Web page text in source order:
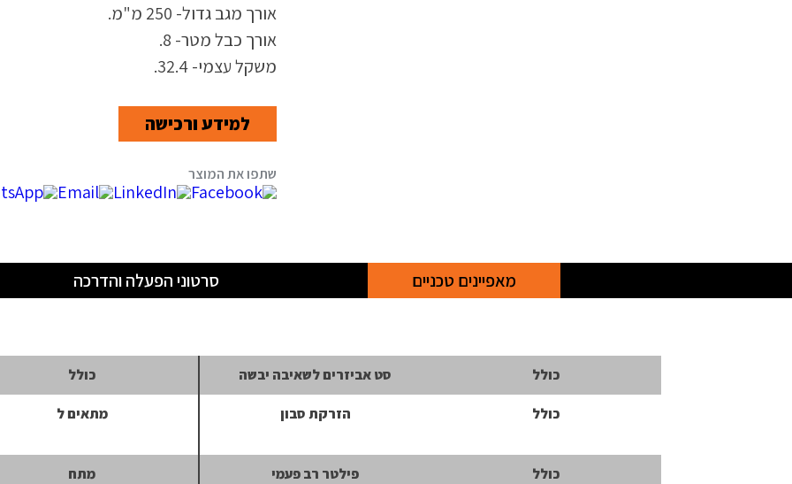
אורך מגב גדול- 250 מ"מ.
אורך כבל מטר- 8.
משקל עצמי- 32.4.
למידע ורכישה
מאפיינים טכניים סרטוני הפעלה והדרכה
כולל סט אביזרים לשאיבה יבשה כולל
כולל הזרקת סבון מתאים ל
כולל פילטר רב פעמי מתח